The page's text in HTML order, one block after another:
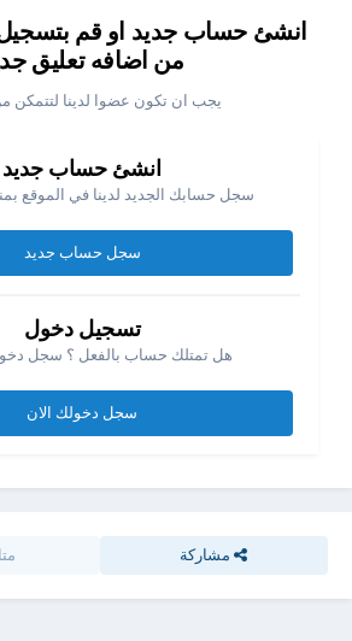
انشئ حساب جديد او قم
من اضافه تعليق
يجب ان تكون عضوا لدينا لتتمكن من
انشئ حساب جديد
سجل حسابك الجديد لدينا في الموقع
سجل حساب جديد
تسجيل دخول
هل تمتلك حساب بالفعل ؟ سجل
سجل دخولك الان
مشاركة